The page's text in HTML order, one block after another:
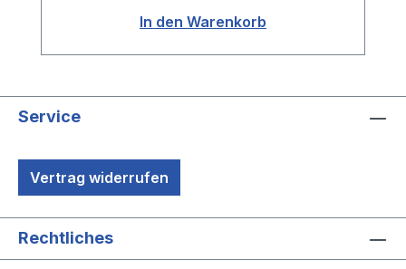
In den Warenkorb
Service
Vertrag widerrufen
Rechtliches